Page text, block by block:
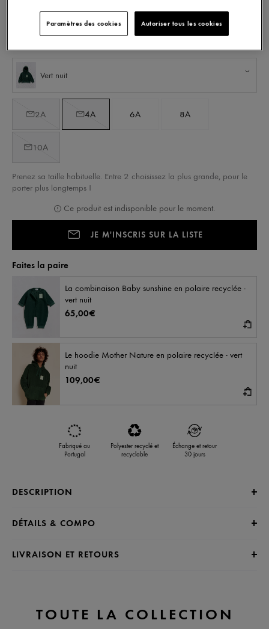
- VERT NUIT
Vert nuit
2A 4A 6A 8A
10A
Prenez sa taille habituelle. Entre 2 choisissez la plus grande, pour le
porter plus longtemps !
! Ce produit est indisponible pour le moment.
JE M'INSCRIS SUR LA LISTE
Faites la paire
La combinaison Baby sunshine en polaire recyclée -
vert nuit
65,00€
Le hoodie Mother Nature en polaire recyclée - vert
nuit
109,00€
Fabriqué au
Portugal
Polyester recyclé et
recyclable
Échange et retour
30 jours
DESCRIPTION
DÉTAILS & COMPO
LIVRAISON ET RETOURS
TOUTE LA COLLECTION
Autoriser tous les cookies
Paramètres des cookies